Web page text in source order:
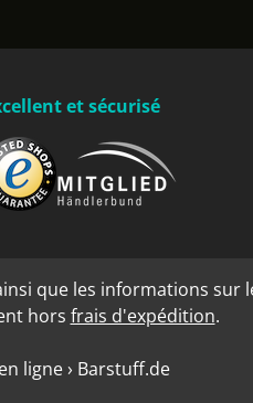
et sécurisé
que les informations sur
hors frais d'expédition.
ligne › Barstuff.de